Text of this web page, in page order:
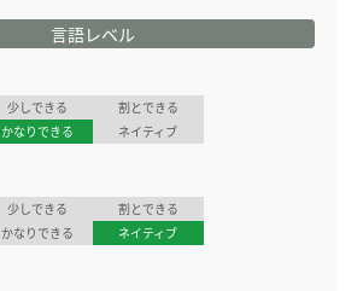
言語レベル
少しできる
割とできる
かなりできる ネイティブ
少しできる
割とできる
かなりできる ネイティブ